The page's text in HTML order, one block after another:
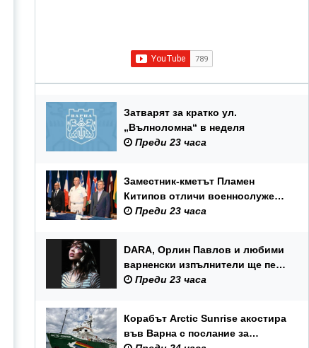
Затварят за кратко ул.
„Вълноломна“ в неделя
Преди 23 часа
Заместник-кметът Пламен
Китипов отличи военнослужещи
и цивилни служители по повод
Преди 23 часа
DARA, Орлин Павлов и любими
варненски изпълнители ще пеят
на празника на Варна
Преди 23 часа
Корабът Arctic Sunrise акостира
във Варна с послание за